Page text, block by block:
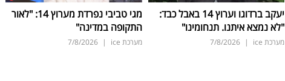
יעקב ברדוגו וערוץ 14 באבל כבד:
"לא נמצא איתנו. תנחומינו"
מערכת ice |
7/8/2026
מגי טביבי נפרדת מערוץ 14: "לאור
התקופה במדינה"
מערכת ice |
7/8/2026